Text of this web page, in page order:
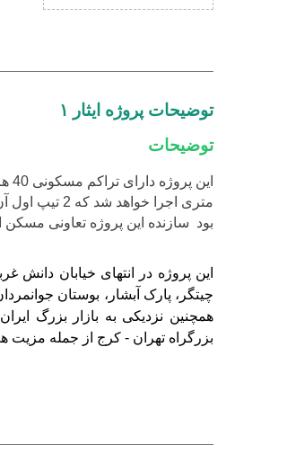
توضیحات پروژه ایثار ۱
توضیحات
بود سازنده این پروژه تعاونی
این پروژه در انتهای خیابان
همچنین نزدیکی به بازار بزرگ
بزرگراه تهران - کرج از جمله مزیت